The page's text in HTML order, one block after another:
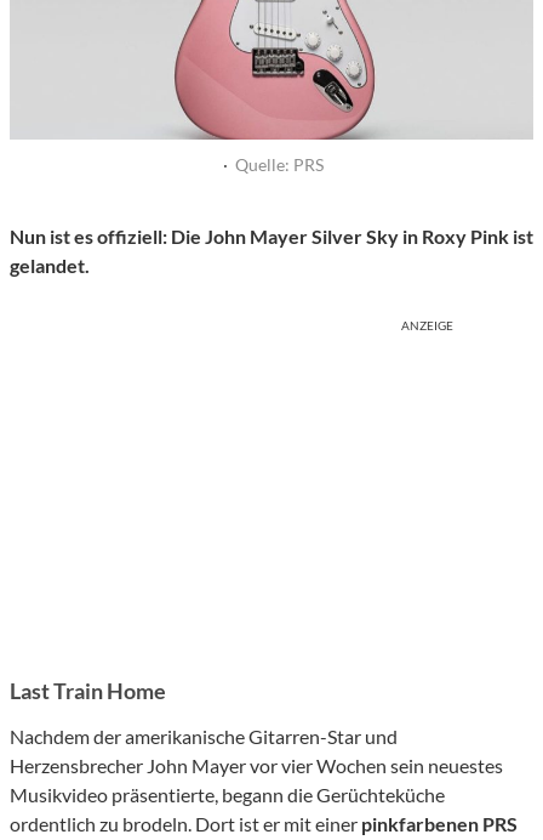
· Quelle: PRS
Nun ist es offiziell: Die John Mayer Silver Sky in Roxy Pink ist
gelandet.
ANZEIGE
Last Train Home
Nachdem der amerikanische Gitarren-Star und
Herzensbrecher John Mayer vor vier Wochen sein neuestes
Musikvideo präsentierte, begann die Gerüchteküche
ordentlich zu brodeln. Dort ist er mit einer pinkfarbenen PRS